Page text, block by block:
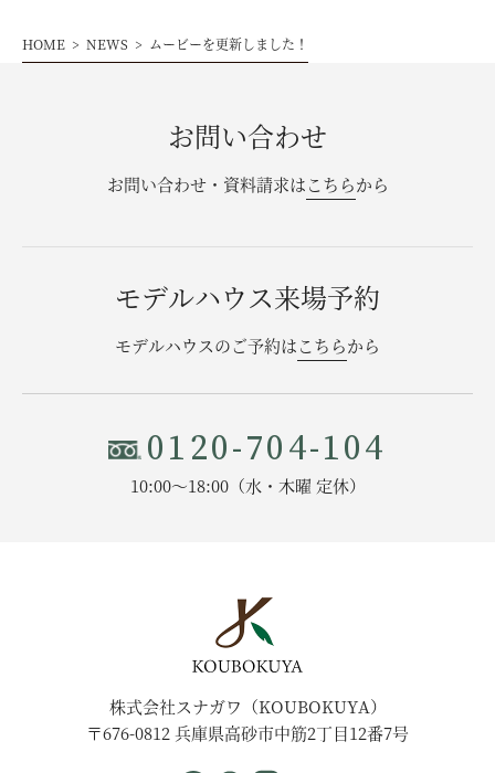
HOME NEWS ムービーを更新しました！
お問い合わせ
お問い合わせ・資料請求はこちらから
モデルハウス来場予約
モデルハウスのご予約はこちらから
0120-704-104
10:00〜18:00（水・木曜 定休）
株式会社スナガワ（KOUBOKUYA）
〒676-0812 兵庫県高砂市中筋2丁目12番7号